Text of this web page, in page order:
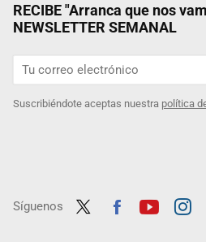
RECIBE "Arranca que nos
NEWSLETTER SEMANAL
Suscribiéndote aceptas nuestra política
Síguenos